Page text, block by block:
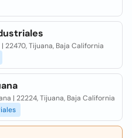
22470, Tijuana, Baja California
| 22224, Tijuana, Baja California